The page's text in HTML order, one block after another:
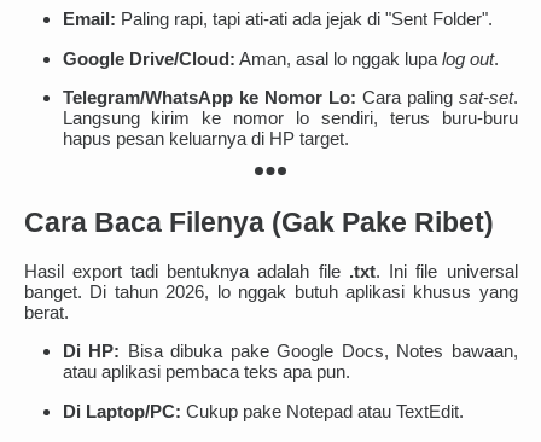
Email: Paling rapi, tapi ati-ati ada jejak di "Sent Folder".
Google Drive/Cloud: Aman, asal lo nggak lupa log out.
Telegram/WhatsApp ke Nomor Lo: Cara paling sat-set.
Langsung kirim ke nomor lo sendiri, terus buru-buru
hapus pesan keluarnya di HP target.
Cara Baca Filenya (Gak Pake Ribet)
Hasil export tadi bentuknya adalah file .txt. Ini file universal
banget. Di tahun 2026, lo nggak butuh aplikasi khusus yang
berat.
Di HP: Bisa dibuka pake Google Docs, Notes bawaan,
atau aplikasi pembaca teks apa pun.
Di Laptop/PC: Cukup pake Notepad atau TextEdit.